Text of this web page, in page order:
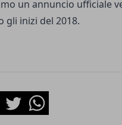
un annuncio ufficiale
gli inizi del 2018.
TwitterWhatsapp